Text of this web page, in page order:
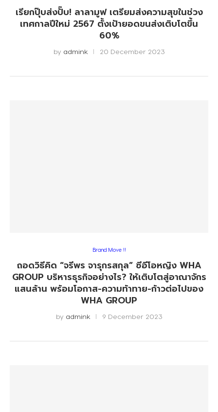
เรียกปุ๊บส่งปั๊บ! ลาลามูฟ เตรียมส่งความสุขในช่วง
เทศกาลปีใหม่ 2567 ตั้งเป้ายอดขนส่งเติบโตขึ้น
60%
by admink 20 December 2023
Brand Move !!
ถอดวิธีคิด “จรีพร จารุกรสกุล” ซีอีโอหญิง WHA
GROUP บริหารธุรกิจอย่างไร? ให้เติบโตสู่อาณาจักร
แสนล้าน พร้อมโอกาส-ความท้าทาย-ก้าวต่อไปของ
WHA GROUP
by admink 9 December 2023